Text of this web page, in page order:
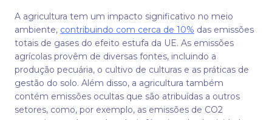
A agricultura tem um impacto significativo no meio
ambiente, contribuindo com cerca de 10% das emissões
totais de gases do efeito estufa da UE. As emissões
agrícolas provêm de diversas fontes, incluindo a
produção pecuária, o cultivo de culturas e as práticas de
gestão do solo. Além disso, a agricultura também
contém emissões ocultas que são atribuídas a outros
setores, como, por exemplo, as emissões de CO2